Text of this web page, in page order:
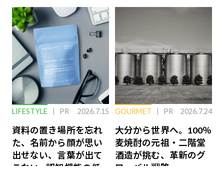
LIFESTYLE PR 2026.7.15
資料の置き場所を忘れ
た、名前から顔が思い
出せない、言葉が出て
こない…認知機能の低
GOURMET PR 2026.7.24
大分から世界へ。100％
麦焼酎の元祖・二階堂
酒造が挑む、革新のグ
ローバル戦略